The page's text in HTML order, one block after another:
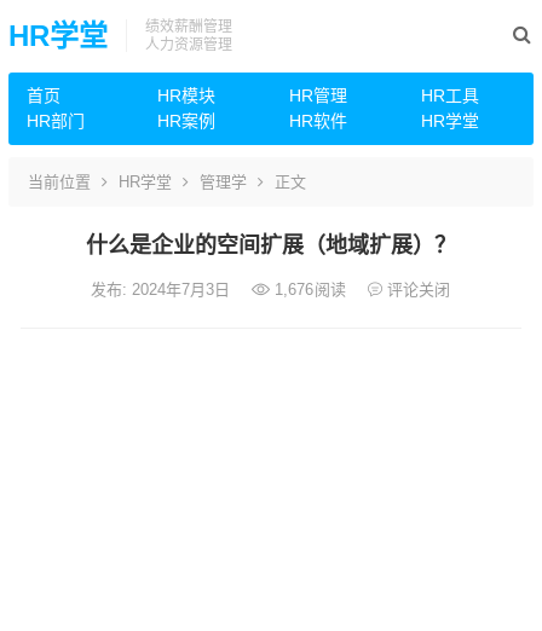
HR学堂
绩效薪酬管理
人力资源管理
首页 HR模块 HR管理
HR工具
HR部门
HR案例 HR软件 HR学堂
当前位置 HR学堂 管理学 正文
什么是企业的空间扩展（地域扩展）？
发布: 2024年7月3日 1,676阅读 评论关闭